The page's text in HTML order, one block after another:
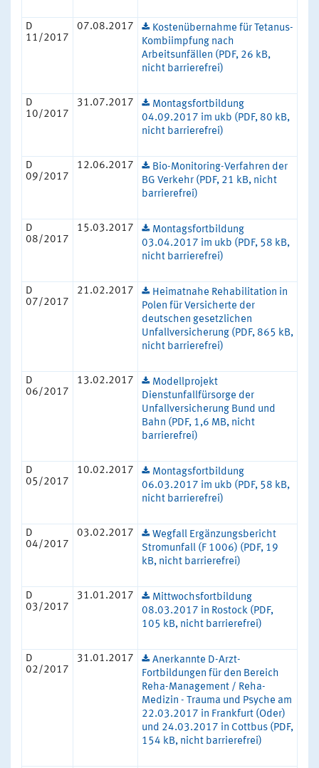
D
11/2017
07.08.2017
Kostenübernahme für Tetanus-
Kombiimpfung nach
Arbeitsunfällen (PDF, 26 kB,
nicht barrierefrei)
D
10/2017
31.07.2017
Montagsfortbildung
04.09.2017 im ukb (PDF, 80 kB,
nicht barrierefrei)
D
09/2017
12.06.2017
Bio-Monitoring-Verfahren der
BG Verkehr (PDF, 21 kB, nicht
barrierefrei)
D
08/2017
15.03.2017
Montagsfortbildung
03.04.2017 im ukb (PDF, 58 kB,
nicht barrierefrei)
D
07/2017
21.02.2017
Heimatnahe Rehabilitation in
Polen für Versicherte der
deutschen gesetzlichen
Unfallversicherung (PDF, 865 kB,
nicht barrierefrei)
D
06/2017
13.02.2017
Modellprojekt
Dienstunfallfürsorge der
Unfallversicherung Bund und
Bahn (PDF, 1,6 MB, nicht
barrierefrei)
D
05/2017
10.02.2017
Montagsfortbildung
06.03.2017 im ukb (PDF, 58 kB,
nicht barrierefrei)
D
04/2017
03.02.2017
Wegfall Ergänzungsbericht
Stromunfall (F 1006) (PDF, 19
kB, nicht barrierefrei)
D
03/2017
31.01.2017
Mittwochsfortbildung
08.03.2017 in Rostock (PDF,
105 kB, nicht barrierefrei)
D
02/2017
31.01.2017
Anerkannte D-Arzt-
Fortbildungen für den Bereich
Reha-Management / Reha-
Medizin - Trauma und Psyche am
22.03.2017 in Frankfurt (Oder)
und 24.03.2017 in Cottbus (PDF,
154 kB, nicht barrierefrei)